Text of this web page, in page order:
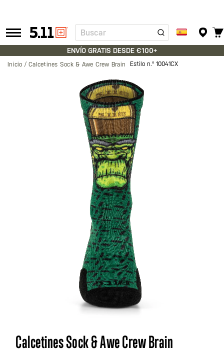
Tactical
Gear
Buscar
ENVÍO GRATIS DESDE €100+
Inicio Calcetines Sock & Awe Crew Brain Estilo n.º 10041CX
Saltar
al
Calcetines Sock & Awe Crew Brain